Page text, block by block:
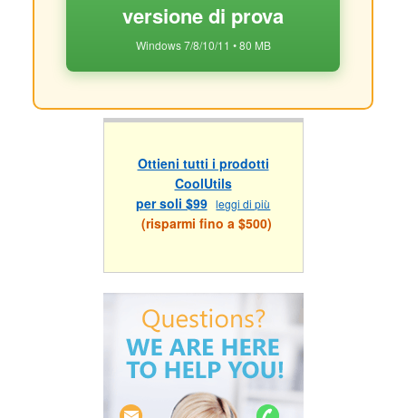
versione di prova
Windows 7/8/10/11 • 80 MB
Ottieni tutti i prodotti
CoolUtils
per soli $99 leggi di più
(risparmi fino a $500)